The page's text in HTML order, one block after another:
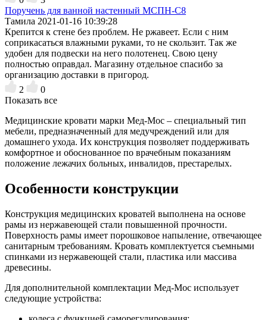
Поручень для ванной настенный МСПН-С8
Тамила 2021-01-16 10:39:28
Крепится к стене без проблем. Не ржавеет. Если с ним
соприкасаться влажными руками, то не скользит. Так же
удобен для подвески на него полотенец. Свою цену
полностью оправдал. Магазину отдельное спасибо за
организацию доставки в пригород.
2
0
Показать все
Медицинские кровати марки Мед-Мос – специальный тип
мебели, предназначенный для медучреждений или для
домашнего ухода. Их конструкция позволяет поддерживать
комфортное и обоснованное по врачебным показаниям
положение лежачих больных, инвалидов, престарелых.
Особенности конструкции
Конструкция медицинских кроватей выполнена на основе
рамы из нержавеющей стали повышенной прочности.
Поверхность рамы имеет порошковое напыление, отвечающее
санитарным требованиям. Кровать комплектуется съемными
спинками из нержавеющей стали, пластика или массива
древесины.
Для дополнительной комплектации Мед-Мос использует
следующие устройства: